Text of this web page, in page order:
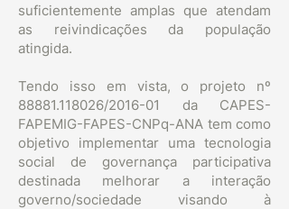
suficientemente amplas que atendam
as reivindicações da população
atingida.
Tendo isso em vista, o projeto nº
88881.118026/2016-01 da CAPES-
FAPEMIG-FAPES-CNPq-ANA tem como
objetivo implementar uma tecnologia
social de governança participativa
destinada melhorar a interação
governo/sociedade visando à